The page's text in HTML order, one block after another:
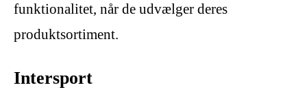
funktionalitet, når de udvælger deres
produktsortiment.
Intersport